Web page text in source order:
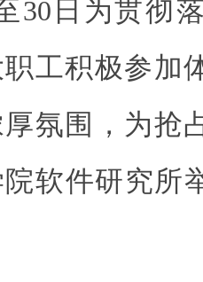
30日 为贯彻
工积极参加
氛围，为抢
软件研究所